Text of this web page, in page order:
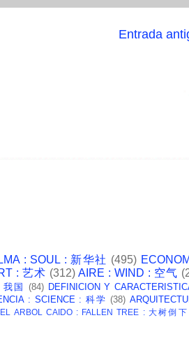
Entrada
: SOUL : 新华社 (495)
: 艺术 (312) AIRE : WIND : 空气
我国 (84) DEFINICION Y
: SCIENCE : 科学 (38)
EL ARBOL CAIDO : FALLEN TREE : 大树倒下